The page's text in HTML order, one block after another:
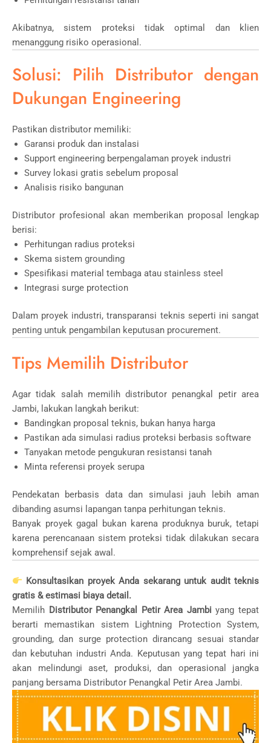
Akibatnya, sistem proteksi tidak optimal dan klien
menanggung risiko operasional.
Solusi: Pilih Distributor dengan
Dukungan Engineering
Pastikan distributor memiliki:
Garansi produk dan instalasi
Support engineering berpengalaman proyek industri
Survey lokasi gratis sebelum proposal
Analisis risiko bangunan
Distributor profesional akan memberikan proposal lengkap
berisi:
Perhitungan radius proteksi
Skema sistem grounding
Spesifikasi material tembaga atau stainless steel
Integrasi surge protection
Dalam proyek industri, transparansi teknis seperti ini sangat
penting untuk pengambilan keputusan procurement.
Tips Memilih Distributor
Agar tidak salah memilih distributor penangkal petir area
Jambi, lakukan langkah berikut:
Bandingkan proposal teknis, bukan hanya harga
Pastikan ada simulasi radius proteksi berbasis software
Tanyakan metode pengukuran resistansi tanah
Minta referensi proyek serupa
Pendekatan berbasis data dan simulasi jauh lebih aman
dibanding asumsi lapangan tanpa perhitungan teknis.
Banyak proyek gagal bukan karena produknya buruk, tetapi
karena perencanaan sistem proteksi tidak dilakukan secara
komprehensif sejak awal.
Konsultasikan proyek Anda sekarang untuk audit teknis
gratis & estimasi biaya detail.
Memilih Distributor Penangkal Petir Area Jambi yang tepat
berarti memastikan sistem Lightning Protection System,
grounding, dan surge protection dirancang sesuai standar
dan kebutuhan industri Anda. Keputusan yang tepat hari ini
akan melindungi aset, produksi, dan operasional jangka
panjang bersama Distributor Penangkal Petir Area Jambi.